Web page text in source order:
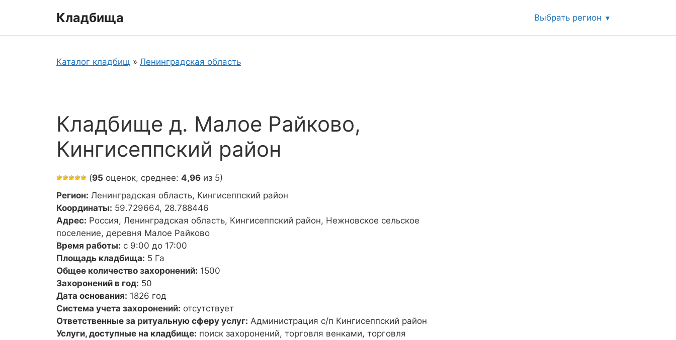
Кладбища Выбрать регион
Каталог кладбищ » Ленинградская область
Кладбище д. Малое Райково,
Кингисеппский район
(95 оценок, среднее: 4,96 из 5)
Регион: Ленинградская область, Кингисеппский район
Координаты: 59.729664, 28.788446
Адрес: Россия, Ленинградская область, Кингисеппский район, Нежновское сельское
поселение, деревня Малое Райково
Время работы: с 9:00 до 17:00
Площадь кладбища: 5 Га
Общее количество захоронений: 1500
Захоронений в год: 50
Дата основания: 1826 год
Система учета захоронений: отсутствует
Ответственные за ритуальную сферу услуг: Администрация с/п Кингисеппский район
Услуги, доступные на кладбище: поиск захоронений, торговля венками, торговля